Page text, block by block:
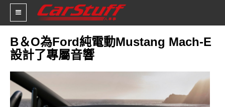
新車價格
車市新聞
賽車新聞
B＆O為Ford純電動Mustang Mach-E
設計了專屬音響